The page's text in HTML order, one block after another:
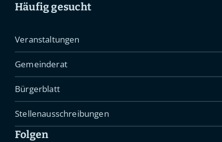
Häufig gesucht
Veranstaltungen
Gemeinderat
Bürgerblatt
Stellenausschreibungen
Folgen